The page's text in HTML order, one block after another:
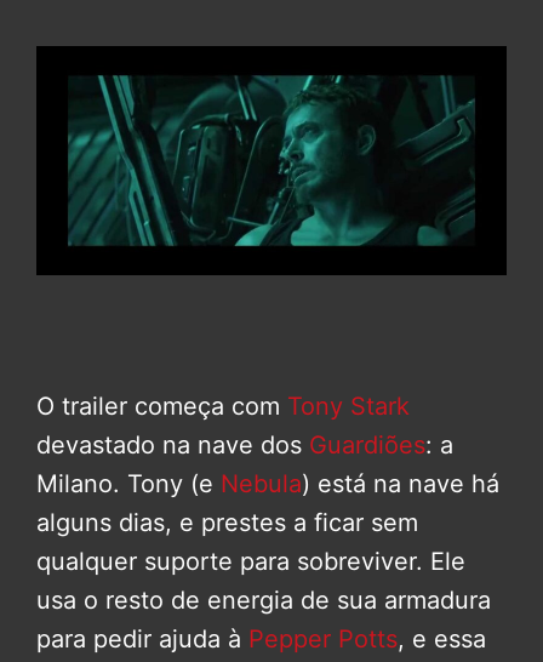
O trailer começa com Tony Stark
devastado na nave dos Guardiões: a
Milano. Tony (e Nebula) está na nave há
alguns dias, e prestes a ficar sem
qualquer suporte para sobreviver. Ele
usa o resto de energia de sua armadura
para pedir ajuda à Pepper Potts, e essa